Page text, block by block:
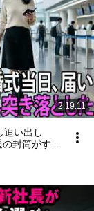
2:19:11
追い出し
封筒がすべ
する話